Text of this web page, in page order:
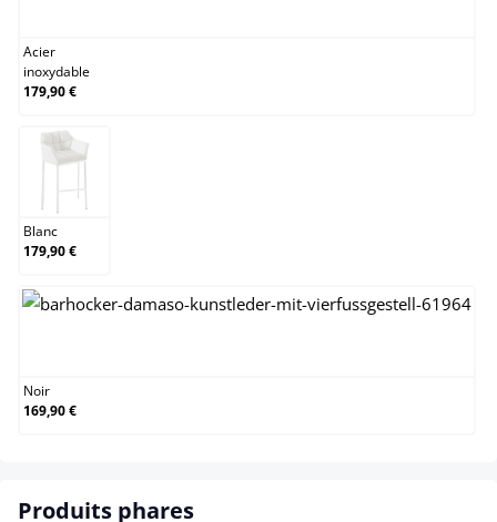
Acier
inoxydable
179,90 €
Blanc
Blanc
179,90 €
Noir
169,90 €
Produits phares